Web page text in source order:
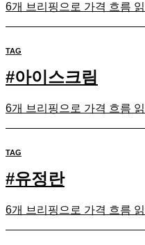
6개 브리핑으로 가격 흐름 읽
TAG
#아이스크림
6개 브리핑으로 가격 흐름 읽
TAG
#유정란
6개 브리핑으로 가격 흐름 읽